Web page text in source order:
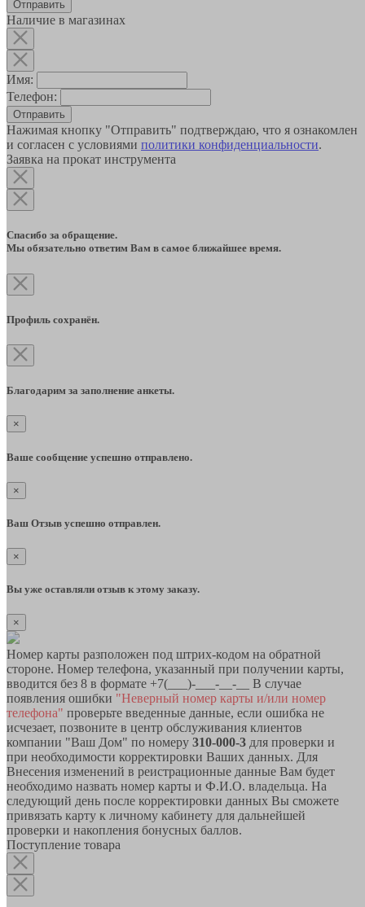
Наличие в магазинах
Имя:
Телефон:
Отправить
Нажимая кнопку "Отправить" подтверждаю, что я ознакомлен
и согласен с условиями политики конфиденциальности.
Заявка на прокат инструмента
Спасибо за обращение.
Мы обязательно ответим Вам в самое ближайшее время.
Профиль сохранён.
Благодарим за заполнение анкеты.
×
Ваше сообщение успешно отправлено.
×
Ваш Отзыв успешно отправлен.
×
Вы уже оставляли отзыв к этому заказу.
×
Номер карты разположен под штрих-кодом на обратной
стороне. Номер телефона, указанный при получении карты,
вводится без 8 в формате +7(___)-___-__-__ В случае
появления ошибки "Неверный номер карты и/или номер
телефона" проверьте введенные данные, если ошибка не
исчезает, позвоните в центр обслуживания клиентов
компании "Ваш Дом" по номеру 310-000-3 для проверки и
при необходимости корректировки Ваших данных. Для
Внесения изменений в реистрационные данные Вам будет
необходимо назвать номер карты и Ф.И.О. владельца. На
следующий день после корректировки данных Вы сможете
привязать карту к личному кабинету для дальнейшей
проверки и накопления бонусных баллов.
Поступление товара